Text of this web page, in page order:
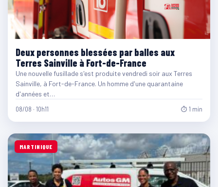
Deux personnes blessées par balles aux
Terres Sainville à Fort-de-France
Une nouvelle fusillade s'est produite vendredi soir aux Terres
Sainville, à Fort-de-France. Un homme d'une quarantaine
d'années et…
08/08 · 10h11 ⏱ 1 min
MARTINIQUE